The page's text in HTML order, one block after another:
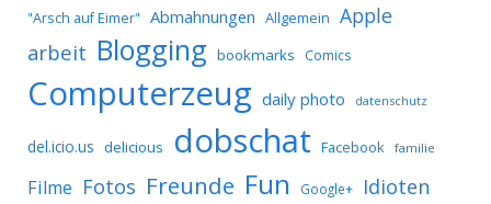
"Arsch auf Eimer" Abmahnungen Allgemein Apple
arbeit Blogging bookmarks Comics
Computerzeug daily photo datenschutz
del.icio.us delicious dobschat Facebook familie
Filme Fotos Freunde Fun Google+ Idioten